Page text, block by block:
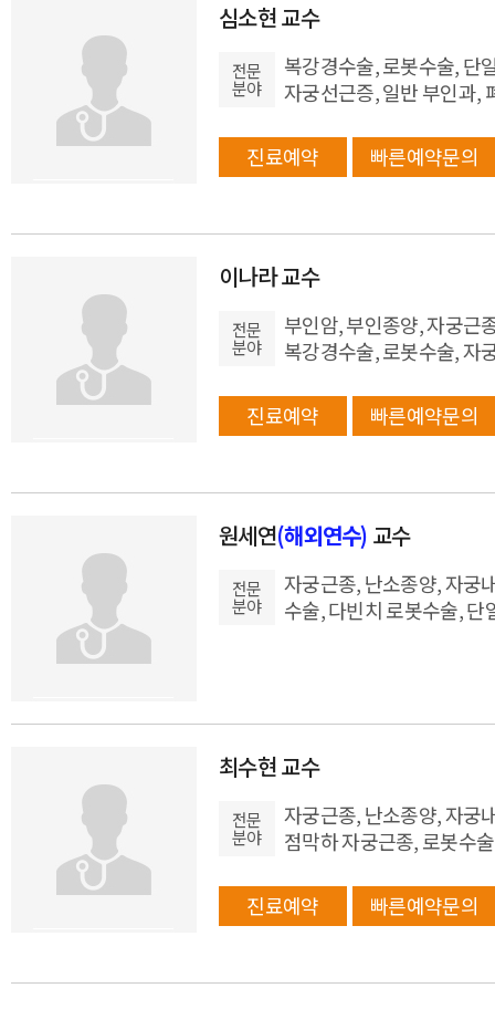
심소현 교수
전문
분야
복강경수술, 로봇수술, 단
자궁선근증, 일반 부인과,
진료예약 빠른예약문의
이나라 교수
전문
분야
부인암, 부인종양, 자궁근
복강경수술, 로봇수술, 자
진료예약 빠른예약문의
원세연(해외연수) 교수
전문
분야
자궁근종, 난소종양, 자궁
수술, 다빈치 로봇수술, 단
최수현 교수
전문
분야
자궁근종, 난소종양, 자궁
점막하 자궁근종, 로봇수
진료예약 빠른예약문의